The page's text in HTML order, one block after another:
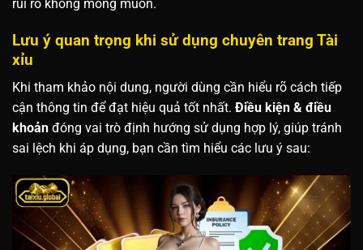
rủi ro không mong muốn.
Lưu ý quan trọng khi sử dụng chuyên trang Tài
xỉu
Khi tham khảo nội dung, người dùng cần hiểu rõ cách tiếp
cận thông tin để đạt hiệu quả tốt nhất. Điều kiện & điều
khoản đóng vai trò định hướng sử dụng hợp lý, giúp tránh
sai lệch khi áp dụng, bạn cần tìm hiểu các lưu ý sau: